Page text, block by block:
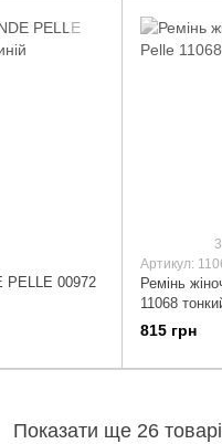
PELLE 00972
3
Артикул:
Ремінь
11068
815 грн
Показати ще 26